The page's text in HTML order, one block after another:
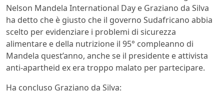
Nelson Mandela International Day e Graziano da Silva
ha detto che è giusto che il governo Sudafricano abbia
scelto per evidenziare i problemi di sicurezza
alimentare e della nutrizione il 95° compleanno di
Mandela quest’anno, anche se il presidente e attivista
anti-apartheid ex era troppo malato per partecipare.
Ha concluso Graziano da Silva: